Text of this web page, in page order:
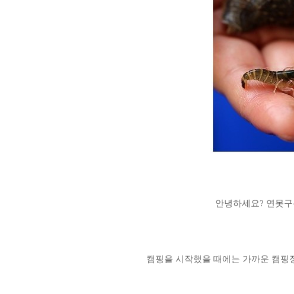
안녕하세요? 연못
캠핑을 시작했을 때에는 가까운 캠핑